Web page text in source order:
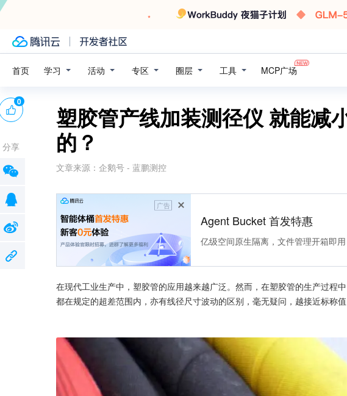
首页 学习 活动 专区 圈层 工具 MCP广场
塑胶管产线加装测径仪 就能减
的？
文章来源： 企鹅号 - 蓝鹏测控
广告
Agent Bucket 首发特惠
亿级空间原生隔离，文件管理开箱即用
在现代工业生产中，塑胶管的应用越来越广泛。然而，在塑胶管的生产过程
都在规定的超差范围内，亦有线径尺寸波动的区别，毫无疑问，越接近标称
0
分享